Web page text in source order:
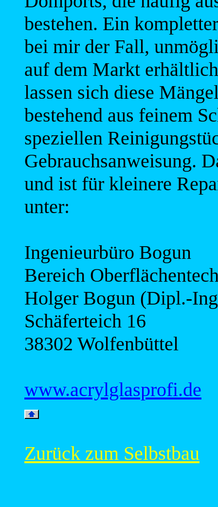
bestehen. Ein
bei mir der Fall,
auf dem Markt
lassen sich diese
bestehend aus feinem
speziellen
Gebrauchsanweisung.
und ist für kleinere
unter:
Ingenieurbüro Bogun
Bereich
Holger Bogun (Dipl.-
Schäferteich 16
38302 Wolfenbüttel
www.acrylglasprofi.de
Zurück zum Selbstbau